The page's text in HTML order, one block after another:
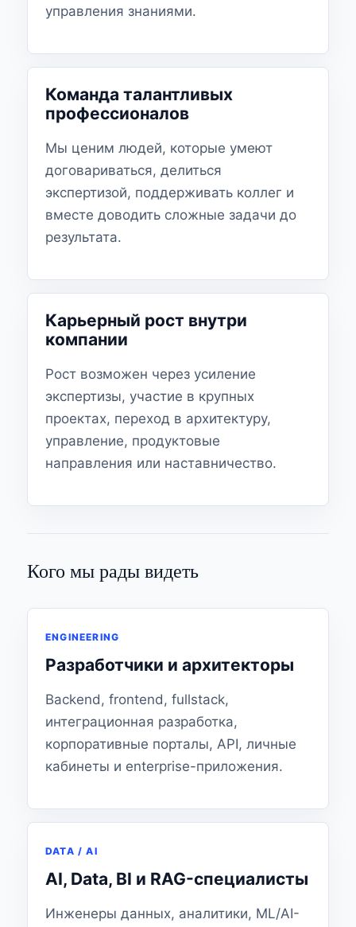
управления знаниями.
Команда талантливых
профессионалов
Мы ценим людей, которые умеют
договариваться, делиться
экспертизой, поддерживать коллег и
вместе доводить сложные задачи до
результата.
Карьерный рост внутри
компании
Рост возможен через усиление
экспертизы, участие в крупных
проектах, переход в архитектуру,
управление, продуктовые
направления или наставничество.
Кого мы рады видеть
ENGINEERING
Разработчики и архитекторы
Backend, frontend, fullstack,
интеграционная разработка,
корпоративные порталы, API, личные
кабинеты и enterprise-приложения.
DATA / AI
AI, Data, BI и RAG-специалисты
Инженеры данных, аналитики, ML/AI-